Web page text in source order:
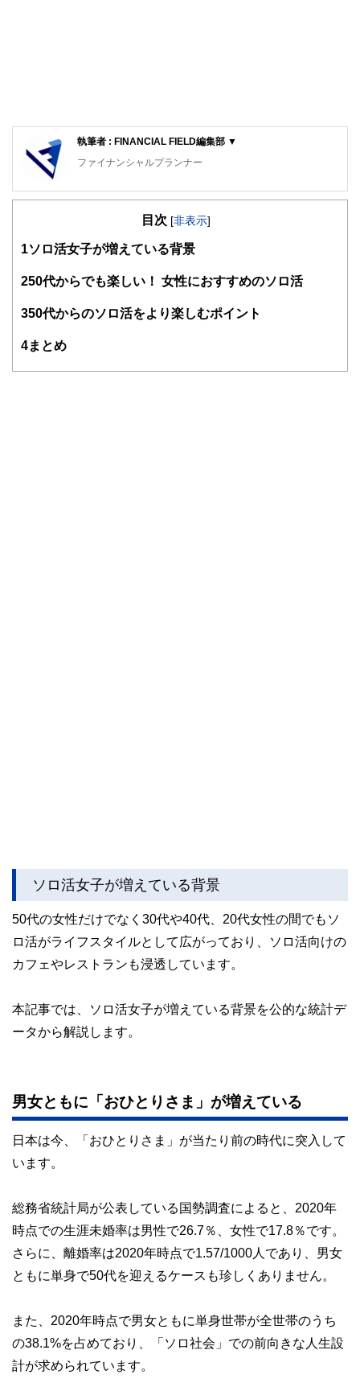
執筆者 : FINANCIAL FIELD編集部 ▼
ファイナンシャルプランナー
FinancialField編集部は、金融、経済に関する記事を、日々
知識がない方でも理解できるようわかりやすく発信していま
得者を中心に「お金や暮らし」に関する書籍・雑誌の編集経
験者で構成され、企画立案から記事掲載まですべての工程に
目次 [非表示]
1 ソロ活女子が増えている背景
250代からでも楽しい！ 女性におすすめのソロ活
350代からのソロ活をより楽しむポイント
4まとめ
ソロ活女子が増えている背景
50代の女性だけでなく30代や40代、20代女性の間でもソ
ロ活がライフスタイルとして広がっており、ソロ活向けの
カフェやレストランも浸透しています。
本記事では、ソロ活女子が増えている背景を公的な統計デ
ータから解説します。
男女ともに「おひとりさま」が増えている
日本は今、「おひとりさま」が当たり前の時代に突入して
います。
総務省統計局が公表している国勢調査によると、2020年
時点での生涯未婚率は男性で26.7％、女性で17.8％です。
さらに、離婚率は2020年時点で1.57/1000人であり、男女
ともに単身で50代を迎えるケースも珍しくありません。
また、2020年時点で男女ともに単身世帯が全世帯のうち
の38.1%を占めており、「ソロ社会」での前向きな人生設
計が求められています。